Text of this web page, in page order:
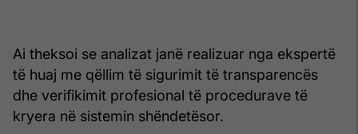
Ai theksoi se analizat janë realizuar nga ekspertë
të huaj me qëllim të sigurimit të transparencës
dhe verifikimit profesional të procedurave të
kryera në sistemin shëndetësor.